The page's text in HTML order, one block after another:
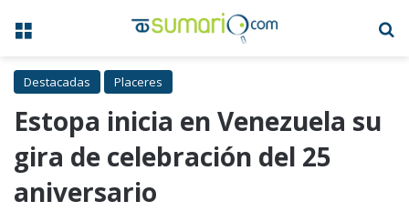
Menú
Destacadas Placeres
Estopa inicia en Venezuela su
gira de celebración del 25
aniversario